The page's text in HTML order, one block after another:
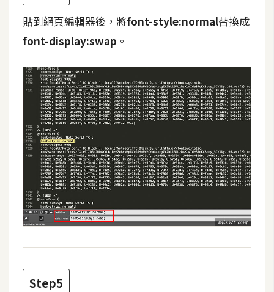
m
e
r
e
流
物
流
主
與
域
貼到網頁編輯器後，將font-style:normal替換成
font-display:swap 。
Step5